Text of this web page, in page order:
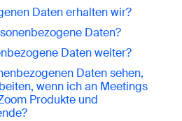
Daten erhalten wir?
Daten?
Daten weiter?
Daten sehen,
wenn ich an Meetings
Produkte und